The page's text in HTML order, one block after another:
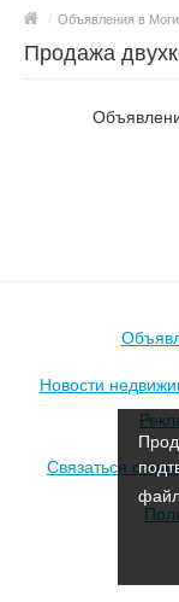
/ Объявления в
Продажа
Новости
Связаться с